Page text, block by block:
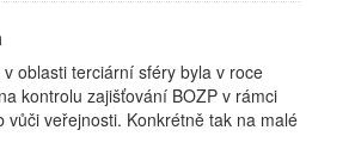
oblasti terciární sféry byla v roce
kontrolu zajišťování BOZP v rámci
vůči veřejnosti. Konkrétně tak na malé